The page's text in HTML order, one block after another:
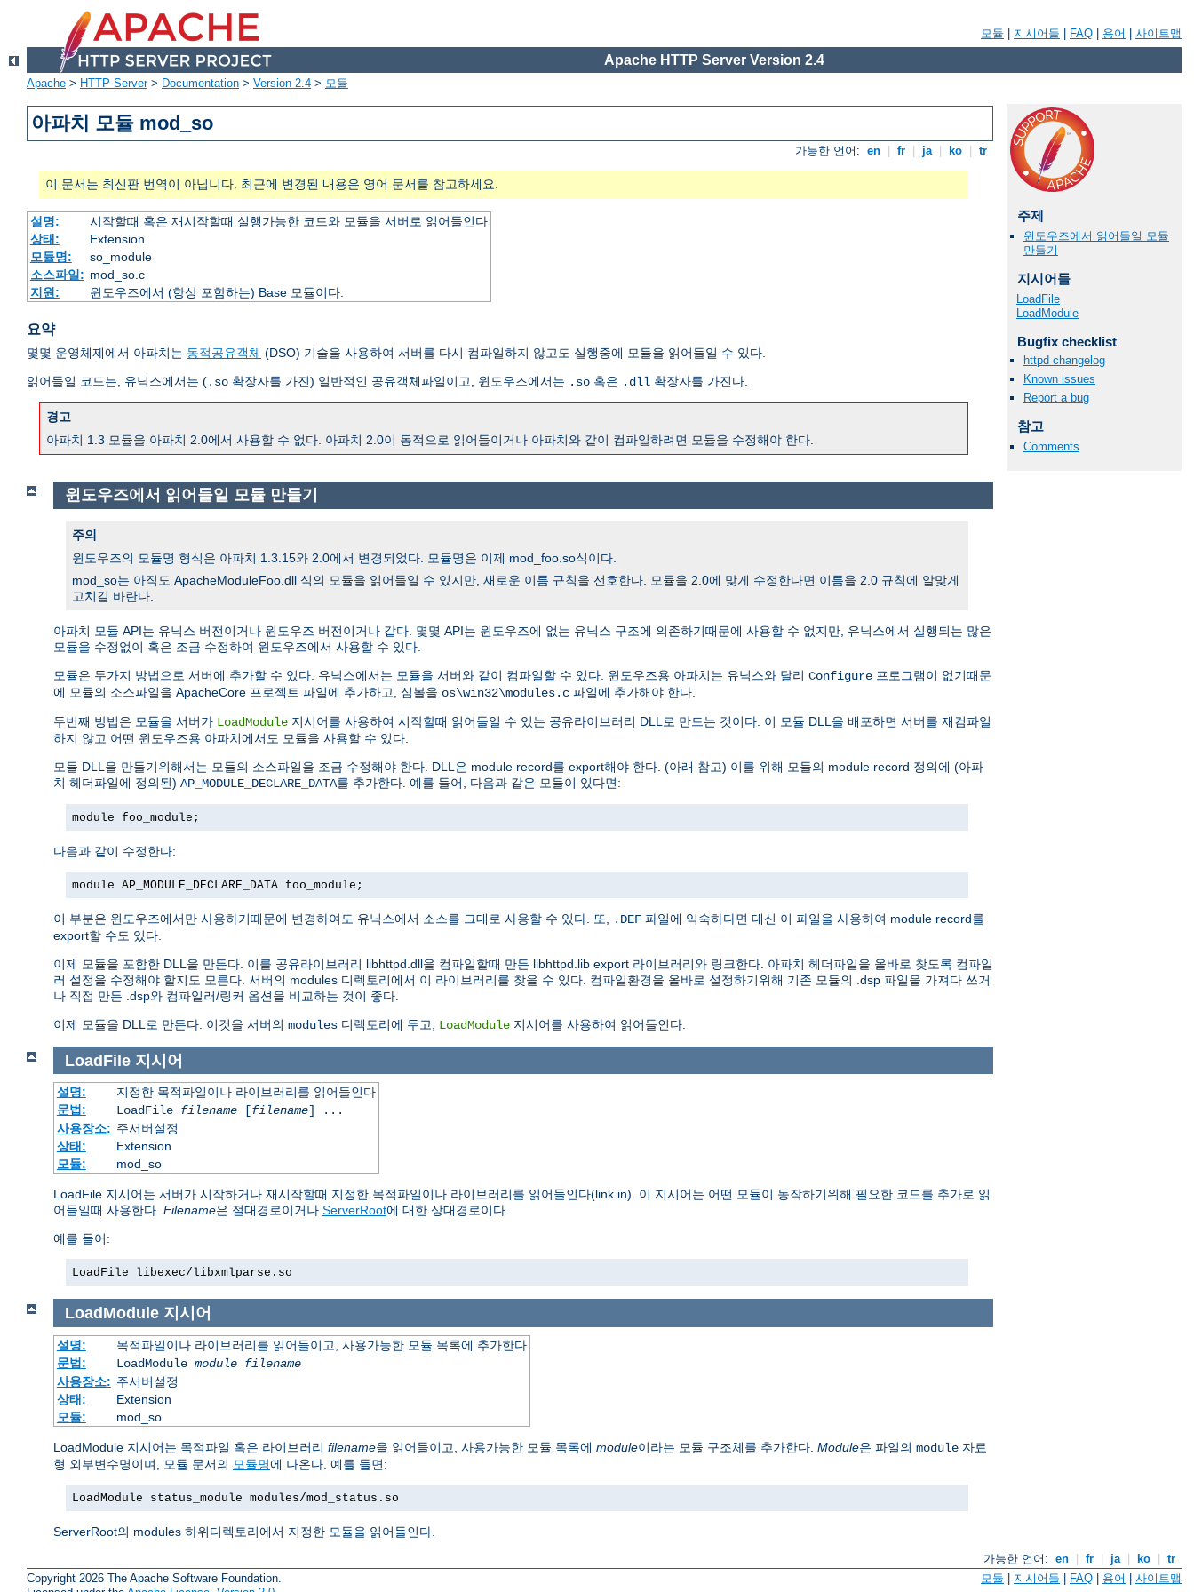
모듈 지시어들 FAQ 용어 사이트맵
Apache HTTP Server Version 2.4
Apache > HTTP Server> Documentation > Version 2.4 > 모듈
아파치 모듈 mod_so
가능한 언어: en fr ja ko tr
이 문서는 최신판 번역이 아닙니다. 최근에 변경된 내용은 영어 문서를 참고하세요.
설명:
시작할때 혹은 재시작할때 실행가능한 코드와 모듈을 서버로 읽어들인다
상태:
Extension
모듈명:
so_module
소스파일: mod_so.c
지원:
윈도우즈에서 (항상 포함하는) Base 모듈이다.
요약
몇몇 운영체제에서 아파치는 동적공유객체 (DSO) 기술을 사용하여 서버를 다시 컴파일하지 않고도 실행중에 모듈을 읽어들일 수 있다.
읽어들일 코드는, 유닉스에서는 (.so 확장자를 가진) 일반적인 공유객체파일이고, 윈도우즈에서는 .so 혹은 .dll 확장자를 가진다.
경고
아파치 1.3 모듈을 아파치 2.0에서 사용할 수 없다. 아파치 2.0이 동적으로 읽어들이거나 아파치와 같이 컴파일하려면 모듈을 수정해야 한다.
주제
윈도우즈에서 읽어들일 모듈
만들기
지시어들
LoadFile
LoadModule
Bugfix checklist
httpd changelog
Known issues
Report a bug
참고
Comments
윈도우즈에서 읽어들일 모듈 만들기
주의
윈도우즈의 모듈명 형식은 아파치 1.3.15와 2.0에서 변경되었다. 모듈명은 이제 mod_foo.so식이다.
mod_so는 아직도 ApacheModuleFoo.dll 식의 모듈을 읽어들일 수 있지만, 새로운 이름 규칙을 선호한다. 모듈을 2.0에 맞게 수정한다면 이름을 2.0 규칙에 알맞게
고치길 바란다.
아파치 모듈 API는 유닉스 버전이거나 윈도우즈 버전이거나 같다. 몇몇 API는 윈도우즈에 없는 유닉스 구조에 의존하기때문에 사용할 수 없지만, 유닉스에서 실행되는 많은
모듈을 수정없이 혹은 조금 수정하여 윈도우즈에서 사용할 수 있다.
모듈은 두가지 방법으로 서버에 추가할 수 있다. 유닉스에서는 모듈을 서버와 같이 컴파일할 수 있다. 윈도우즈용 아파치는 유닉스와 달리 Configure 프로그램이 없기때문
에 모듈의 소스파일을 ApacheCore 프로젝트 파일에 추가하고, 심볼을 os\win32\modules.c 파일에 추가해야 한다.
두번째 방법은 모듈을 서버가 LoadModule 지시어를 사용하여 시작할때 읽어들일 수 있는 공유라이브러리 DLL로 만드는 것이다. 이 모듈 DLL을 배포하면 서버를 재컴파일
하지 않고 어떤 윈도우즈용 아파치에서도 모듈을 사용할 수 있다.
모듈 DLL을 만들기위해서는 모듈의 소스파일을 조금 수정해야 한다. DLL은 module record를 export해야 한다. (아래 참고) 이를 위해 모듈의 module record 정의에 (아파
치 헤더파일에 정의된) AP_MODULE_DECLARE_DATA를 추가한다. 예를 들어, 다음과 같은 모듈이 있다면:
module foo_module;
다음과 같이 수정한다:
module AP_MODULE_DECLARE_DATA foo_module;
이 부분은 윈도우즈에서만 사용하기때문에 변경하여도 유닉스에서 소스를 그대로 사용할 수 있다. 또, .DEF 파일에 익숙하다면 대신 이 파일을 사용하여 module record를
export할 수도 있다.
이제 모듈을 포함한 DLL을 만든다. 이를 공유라이브러리 libhttpd.dll을 컴파일할때 만든 libhttpd.lib export 라이브러리와 링크한다. 아파치 헤더파일을 올바로 찾도록 컴파일
러 설정을 수정해야 할지도 모른다. 서버의 modules 디렉토리에서 이 라이브러리를 찾을 수 있다. 컴파일환경을 올바로 설정하기위해 기존 모듈의 .dsp 파일을 가져다 쓰거
나 직접 만든 .dsp와 컴파일러/링커 옵션을 비교하는 것이 좋다.
이제 모듈을 DLL로 만든다. 이것을 서버의 modules 디렉토리에 두고, LoadModule 지시어를 사용하여 읽어들인다.
LoadFile 지시어
설명:
지정한 목적파일이나 라이브러리를 읽어들인다
문법:
LoadFile filename[filename] ...
사용장소: 주서버설정
상태:
Extension
모듈:
mod_so
LoadFile 지시어는 서버가 시작하거나 재시작할때 지정한 목적파일이나 라이브러리를 읽어들인다(link in). 이 지시어는 어떤 모듈이 동작하기위해 필요한 코드를 추가로 읽
어들일때 사용한다. Filename은 절대경로이거나 ServerRoot에 대한 상대경로이다.
예를 들어:
LoadFile libexec/libxmlparse.so
LoadModule 지시어
설명:
목적파일이나 라이브러리를 읽어들이고, 사용가능한 모듈 목록에 추가한다
문법:
LoadModule module filename
사용장소: 주서버설정
상태:
Extension
모듈:
mod_so
LoadModule 지시어는 목적파일 혹은 라이브러리 filename을 읽어들이고, 사용가능한 모듈 목록에 module이라는 모듈 구조체를 추가한다. Module은 파일의 module 자료
형 외부변수명이며, 모듈 문서의 모듈명에 나온다. 예를 들면:
LoadModule status_module modules/mod_status.so
ServerRoot의 modules 하위디렉토리에서 지정한 모듈을 읽어들인다.
가능한 언어: en | fr | ja | ko | tr
Copyright 2026 The Apache Software Foundation.
모듈 지시어들 FAQ 용어 사이트맵